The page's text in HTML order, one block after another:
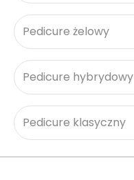
Pedicure żelowy
Pedicure hybrydowy
Pedicure klasyczny